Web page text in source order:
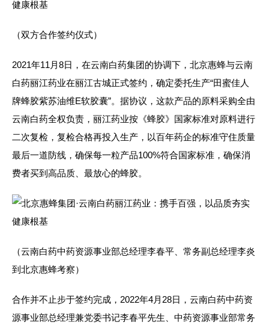
（双方合作签约仪式）
2021年11月8日，在云南白药集团的协调下，北京惠蜂与云南
白药丽江药业在丽江古城正式签约，确定委托生产“田蜜佳人
牌蜂胶紫苏油维E软胶囊”。据协议，这款产品的原料采购全由
云南白药全权负责，丽江药业按《蜂胶》国家标准对原料进行
二次复检，复检合格再投入生产，以百年药企的标准守住质量
最后一道防线，确保每一粒产品100%符合国家标准，确保消
费者买到高品质、最放心的蜂胶。
（云南白药中药资源事业部总经理李春平、常务副总经理李炎
到北京惠蜂考察）
合作并不止步于签约完成，2022年4月28日，云南白药中药资
源事业部总经理兼党委书记李春平先生、中药资源事业部常务